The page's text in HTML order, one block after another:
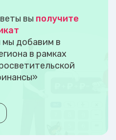
вы получите
добавим в
в рамках